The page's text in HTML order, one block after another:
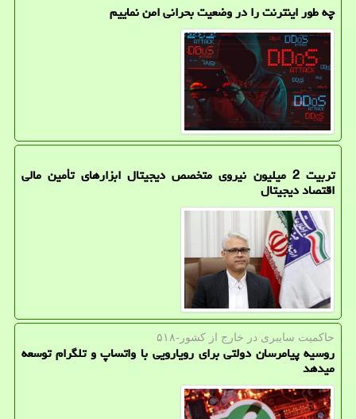
چه طور اینترنت را در وضعیت بحرانی امن نماییم
تربیت 2 میلیون نیروی متخصص دیجیتال ابزارهای تأمین مالی
اقتصاد دیجیتال
حاكمیت سایبری در خارج از كشور-۵۱۸
روسیه پیامرسان دولتی برای رویارویی با واتساپ و تلگرام توسعه
میدهد